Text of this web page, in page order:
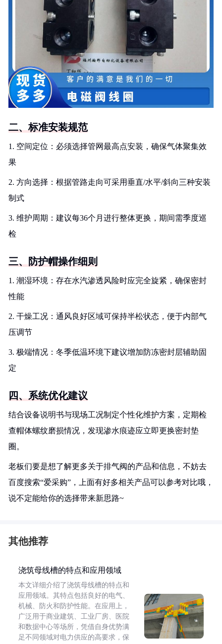
二、标准安装规范
1. 空间定位：必须选择管网最高点安装，确保气体聚集效
果
2. 方向选择：根据管路走向可采用垂直/水平/斜向三种安装
制式
3. 维护周期：建议每36个月进行整体更换，期间需季度巡
检
三、防护帽操作细则
1. 潮湿环境：存在水汽渗透风险时应完全旋紧，确保密封
性能
2. 干燥工况：通风良好区域可保持半松状态，便于内部气
压调节
3. 极端情况：冬季低温环境下建议增加防冻密封层辅助固
定
四、系统优化建议
结合设备说明书与现场工况制定个性化维护方案，定期检
查帽体螺纹磨损情况，发现渗水痕迹应立即更换密封垫
圈。
老板们要是想了解更多关于排气阀的产品和信息，不妨去
百度搜索“爱采购”，上面有好多相关产品可以参考对比哦，
说不定能给你的选择带来新思路~
其他推荐
浇筑母线槽的特点和应用领域
本文详细介绍了浇筑母线槽的特点和
应用领域。其特点包括良好的电气、
机械、防火和防护性能。在应用上，
广泛用于商业建筑、工业厂房、医院
和数据中心等场所，凭借自身优势满
足不同领域对电力供应的高要求，保